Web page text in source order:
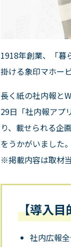
1918年創業、「暮
掛ける象印マホー
長く紙の社内報と
29日「社内報アプ
り、載せられる企
をうかがいました。
※掲載内容は取材
【導入目
社内広報